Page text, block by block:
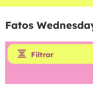
Fatos
Filtrar